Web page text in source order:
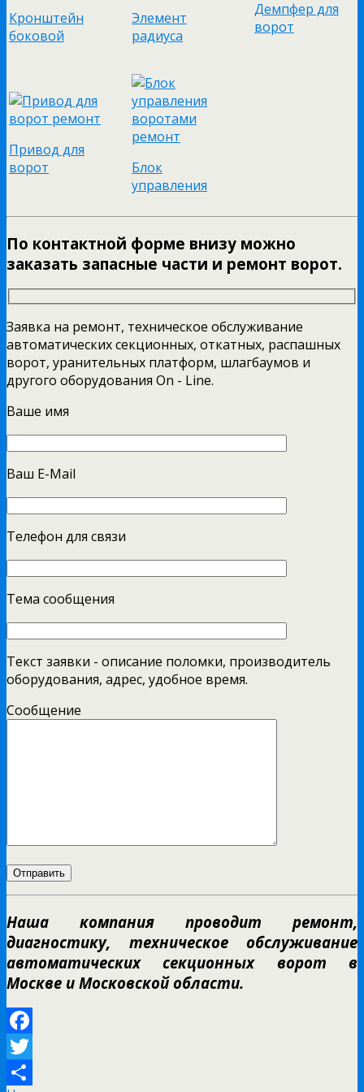
Кронштейн
боковой
Элемент
радиуса
Демпфер для
ворот
Привод для
ворот
Блок
управления
По контактной форме внизу можно
заказать запасные части и ремонт ворот.
Заявка на ремонт, техническое обслуживание
автоматических секционных, откатных, распашных
ворот, уранительных платформ, шлагбаумов и
другого оборудования On - Line.
Ваше имя
Ваш E-Mail
Телефон для связи
Тема сообщения
Текст заявки - описание поломки, производитель
оборудования, адрес, удобное время.
Сообщение
Наша компания проводит ремонт,
диагностику, техническое обслуживание
автоматических секционных ворот в
Москве и Московской области.
Facebook
Twitter